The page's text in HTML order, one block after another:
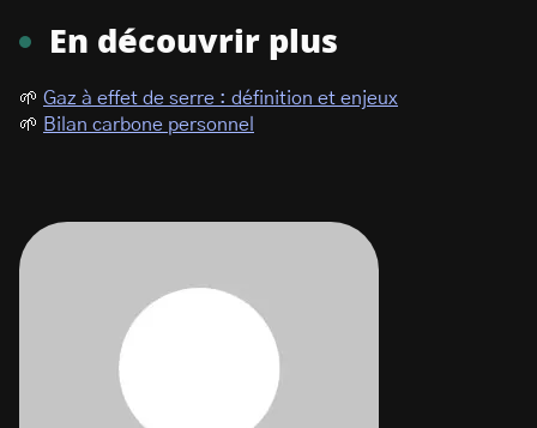
En découvrir plus
🌱 Gaz à effet de serre : définition et enjeux
🌱 Bilan carbone personnel